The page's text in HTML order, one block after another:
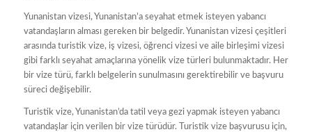
Yunanistan vizesi, Yunanistan’a seyahat etmek isteyen yabancı
vatandaşların alması gereken bir belgedir. Yunanistan vizesi çeşitleri
arasında turistik vize, iş vizesi, öğrenci vizesi ve aile birleşimi vizesi
gibi farklı seyahat amaçlarına yönelik vize türleri bulunmaktadır. Her
bir vize türü, farklı belgelerin sunulmasını gerektirebilir ve başvuru
süreci değişebilir.
Turistik vize, Yunanistan’da tatil veya gezi yapmak isteyen yabancı
vatandaşlar için verilen bir vize türüdür. Turistik vize başvurusu için,